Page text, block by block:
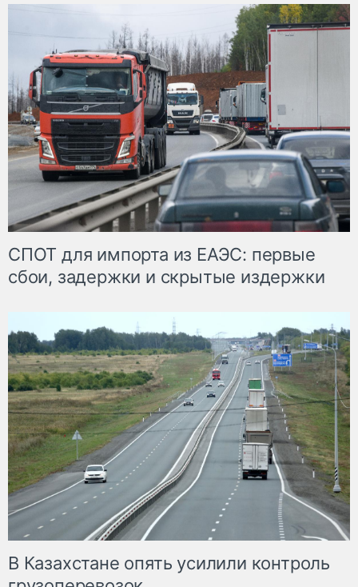
СПОТ для импорта из ЕАЭС: первые
сбои, задержки и скрытые издержки
В Казахстане опять усилили контроль